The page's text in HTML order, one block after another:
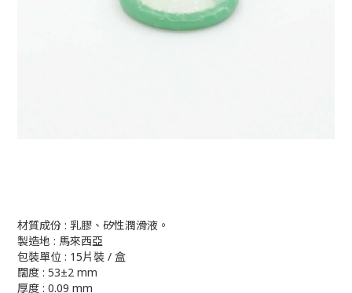
材質成份 : 乳膠、矽性潤滑液。
製造地 : 馬來西亞
包裝單位 : 15片裝 / 盒
闊度 : 53±2 mm
厚度 : 0.09 mm